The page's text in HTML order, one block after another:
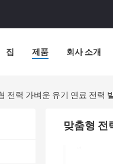
집 제품 회사 소개
전력 가벼운 유기 연료 전력
맞춤형 전